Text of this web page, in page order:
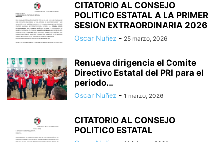
CITATORIO AL CONSEJO
POLITICO ESTATAL A LA PRIMER
SESION EXTRAORDINARIA 2026
Oscar Nuñez - 25 marzo, 2026
Renueva dirigencia el Comite
Directivo Estatal del PRI para el
periodo...
Oscar Nuñez - 1 marzo, 2026
CITATORIO AL CONSEJO
POLITICO ESTATAL